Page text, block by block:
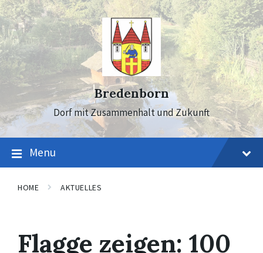
Skip
to
content
Skip
to
main
navigation
Skip
to
footer
Bredenborn
Dorf mit Zusammenhalt und Zukunft
Menu
HOME AKTUELLES
Flagge zeigen: 100